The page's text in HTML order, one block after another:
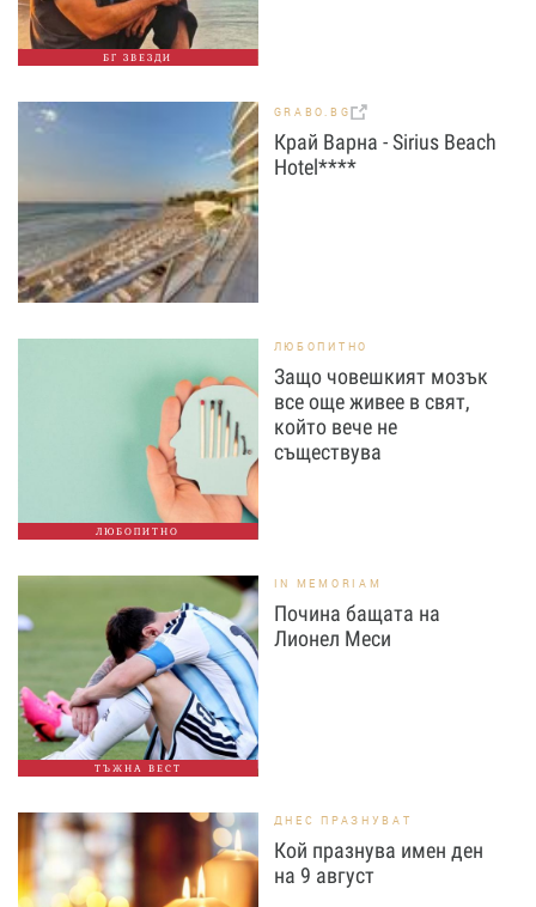
БГ ЗВЕЗДИ
GRABO.BG
Край Варна - Sirius Beach
Hotel****
ЛЮБОПИТНО
ЛЮБОПИТНО
Защо човешкият мозък
все още живее в свят,
който вече не
съществува
ТЪЖНА ВЕСТ
IN MEMORIAM
Почина бащата на
Лионел Меси
ДНЕС ПРАЗНУВАТ
Кой празнува имен ден
на 9 август